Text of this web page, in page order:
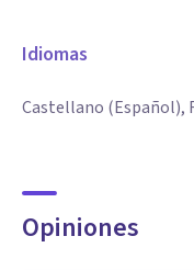
Idiomas
Castellano (Español),
Opiniones